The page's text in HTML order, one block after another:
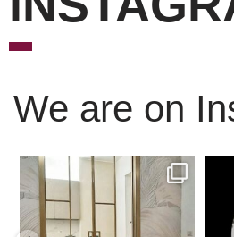
We are on
Scopri l’eleganza senza
tempo delle porte ...